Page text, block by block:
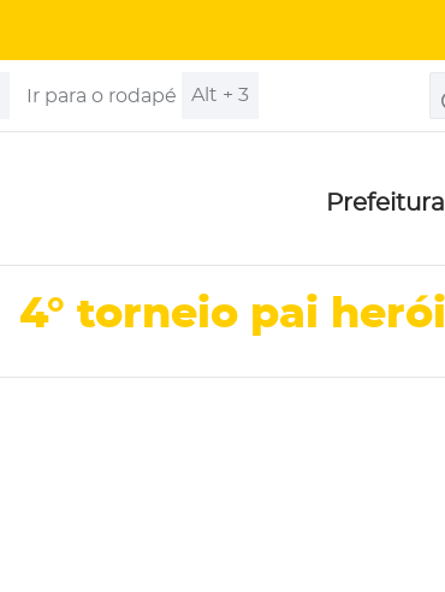
Ir para o rodapé Alt + 3
Prefeitura
4° torneio pai herói